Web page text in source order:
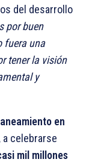
del desarrollo
por buen
fuera una
tener la visión
y
en
a celebrarse
mil millones